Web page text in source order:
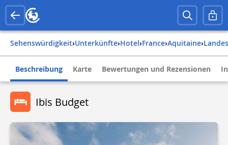
Sehenswürdigkeit› Unterkünfte› Hotel› france› aquitaine› landes
Beschreibung Karte Bewertungen und Rezensionen
Ibis Budget